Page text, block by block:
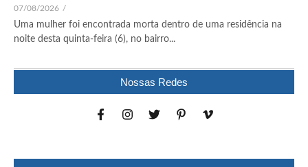
07/08/2026 /
Uma mulher foi encontrada morta dentro de uma residência na
noite desta quinta-feira (6), no bairro...
Nossas Redes